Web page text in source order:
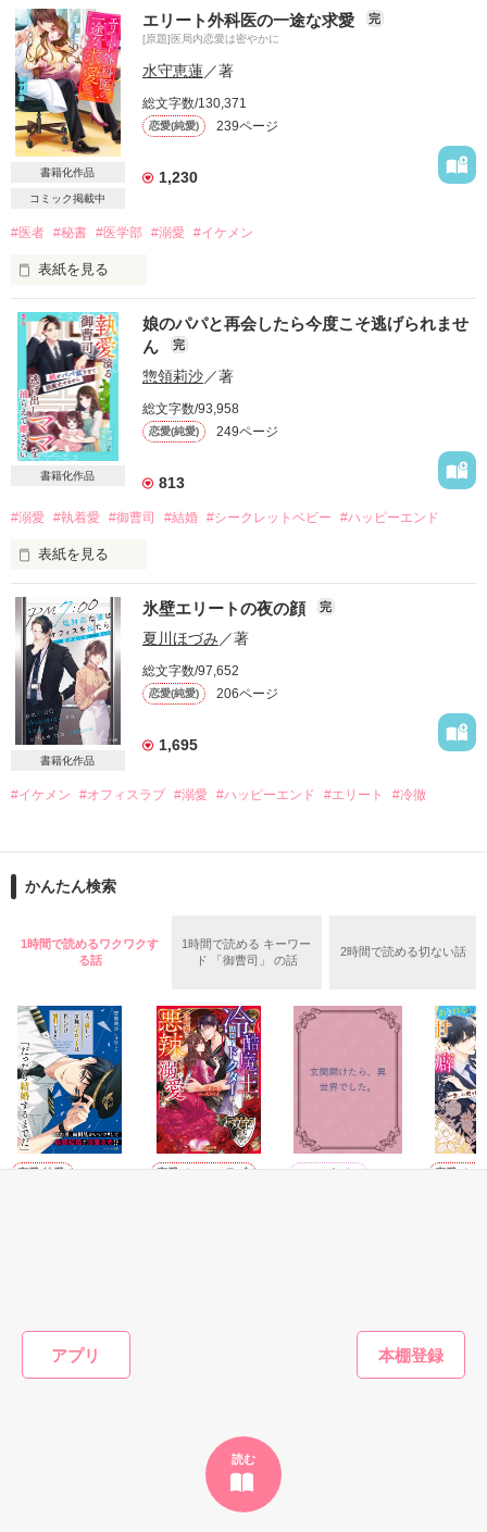
アプリ
読む
書籍化作品
コミック掲載中
エリート外科医の一途な求愛 完
[原題]医局内恋愛は密やかに
水守恵蓮／著
総文字数/130,371
恋愛(純愛) 239ページ
1,230
#医者 #秘書 #医学部 #溺愛 #イケメン
表紙を見る
国立大学医学部　心臓外科医局
イケメンにトラウマありの美人医療秘書
×
手術の腕前は超一流　イケメン心臓外科医
■■□―――――――――――――――□■■
『君、いつもつれないね。
俺の何がそんなに嫌い？』
イケメンは何をしても許される
勘違いで思い上がる男はお断りです
『人間を顔で判断するなよ』
『その顔で言うとやっかまれますよ』
■■□―――――――――――――――□■■
2017.2.4　公開開始
2017.2.21　完結
2017.2.22　小話公開
作品を読む
書籍化作品
娘のパパと再会したら今度こそ逃げられませ
ん
完
惣領莉沙／著
総文字数/93,958
恋愛(純愛) 249ページ
813
#溺愛 #執着愛 #御曹司 #結婚 #シークレットベビー #ハッピーエンド
表紙を見る
＊＊＊＊＊◇＊＊＊＊＊◇＊＊＊＊＊◇＊＊＊＊＊
茅島杏奈（かやしま　あんな）29歳
レストランで働くシングルマザー
塩崎蓮斗（しおざき　れんと）31歳
製薬会社社長子息　次期社長
※　2026年2月マカロン文庫から発売予定作品の改稿前原稿で
き下ろしていますので
作品を読む
書籍化作品
氷壁エリートの夜の顔 完
夏川ほづみ ／著
総文字数/97,652
恋愛(純愛) 206ページ
1,695
#イケメン #オフィスラブ #溺愛 #ハッピーエンド #エリート #冷徹
かんたん検索
1時間で読めるワクワクす
る話
1時間で読める キーワー
ド 「御曹司」 の話
2時間で読める切ない話
恋愛(純愛) 恋愛(オフィスラブ) ファンタジー 恋愛(オフ
かんたん検索の条件を変える